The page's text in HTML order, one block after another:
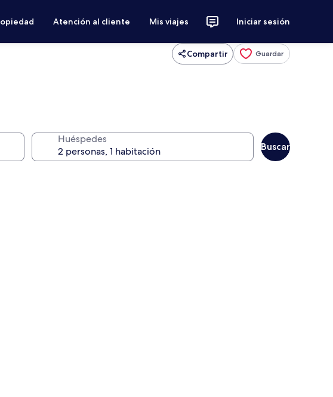
Atención al cliente Mis viajes Iniciar sesión
Compartir Guardar
Huéspedes
Buscar